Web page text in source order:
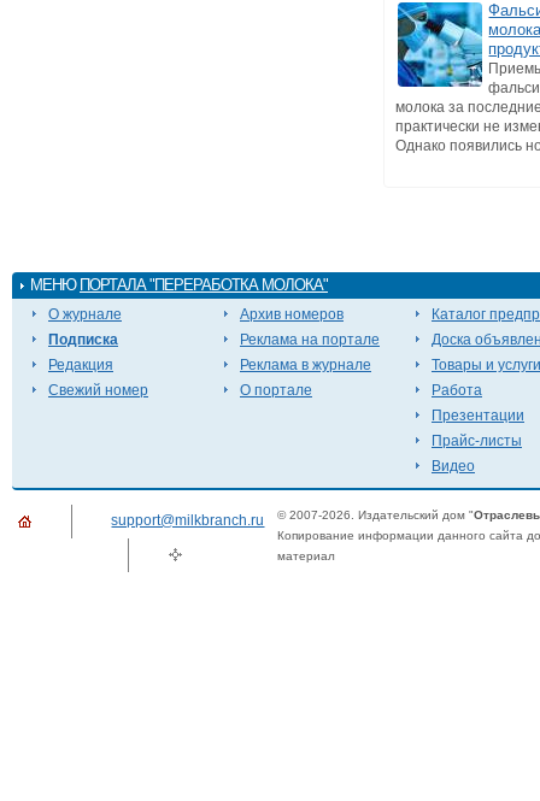
молока за
практически не
Однако появились
МЕНЮ ПОРТАЛА "ПЕРЕРАБОТКА МОЛОКА"
О журнале
Подписка
Редакция
Свежий номер
Архив номеров
Реклама на портале
Реклама в журнале
О портале
Каталог
Доска
Товары и услуги
Работа
Презентации
Прайс-листы
Видео
support@milkbranch.ru © 2007-2026. Издательский дом "
Копирование информации данного сайта
материал